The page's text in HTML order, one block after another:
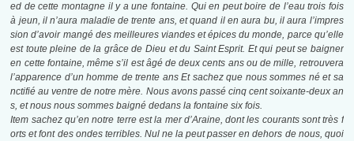
ed de cette montagne il y a une fontaine. Qui en peut boire de l’eau trois fois
à jeun, il n’aura maladie de trente ans, et quand il en aura bu, il aura l’impres
sion d’avoir mangé des meilleures viandes et épices du monde, parce qu’elle
est toute pleine de la grâce de Dieu et du Saint Esprit. Et qui peut se baigner
en cette fontaine, même s’il est âgé de deux cents ans ou de mille, retrouvera
l’apparence d’un homme de trente ans Et sachez que nous sommes né et sa
nctifié au ventre de notre mère. Nous avons passé cinq cent soixante-deux an
s, et nous nous sommes baigné dedans la fontaine six fois.
Item sachez qu’en notre terre est la mer d’Araine, dont les courants sont très f
orts et font des ondes terribles. Nul ne la peut passer en dehors de nous, quoi